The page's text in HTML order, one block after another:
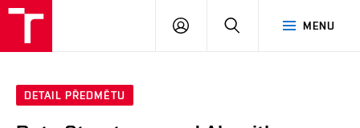
MENU
PŘIHLÁSIT
DETAIL PŘEDMĚTU